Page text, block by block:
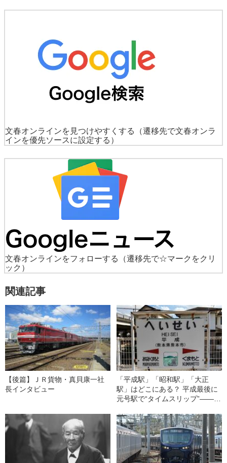
文春オンラインを見つけやすくする
（遷移先で文春オンラ
インを優先ソースに設定する）
文春オンラインをフォローする
（遷移先で☆マークをクリ
ック）
関連記事
【後篇】ＪＲ貨物・真貝康一社
長インタビュー
「平成駅」「昭和駅」「大正
駅」はどこにある？ 平成最後に
元号駅で“タイムスリップ”――さ